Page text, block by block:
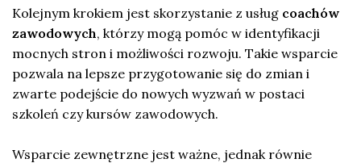
Kolejnym krokiem jest skorzystanie z usług coachów
zawodowych, którzy mogą pomóc w identyfikacji
mocnych stron i możliwości rozwoju. Takie wsparcie
pozwala na lepsze przygotowanie się do zmian i
zwarte podejście do nowych wyzwań w postaci
szkoleń czy kursów zawodowych.
Wsparcie zewnętrzne jest ważne, jednak równie